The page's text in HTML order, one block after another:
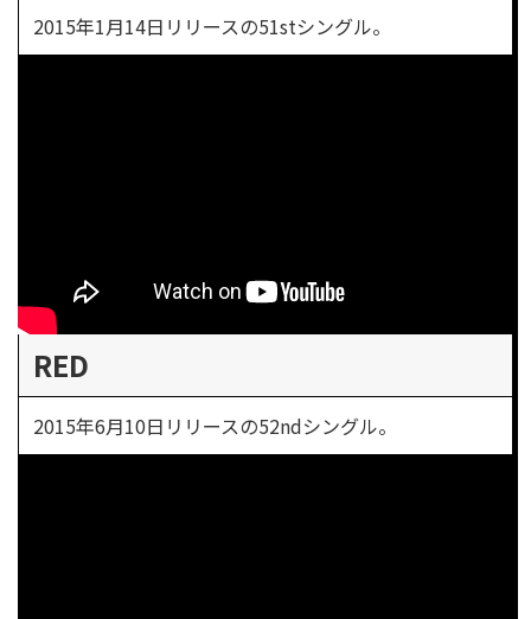
2015年1月14日リリースの51stシングル。
RED
2015年6月10日リリースの52ndシングル。